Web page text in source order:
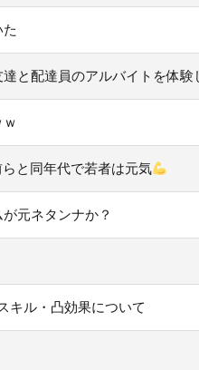
と配達員のアルバイトを体
と同年代で若者は元気
元ネタンナか？
キル・凸効果について